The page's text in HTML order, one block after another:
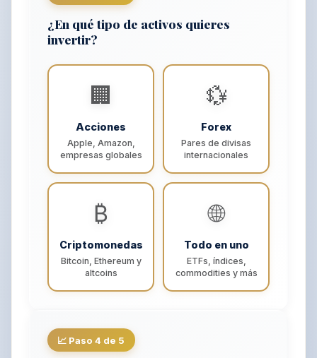
¿En qué tipo de activos quieres
invertir?
🏢
Acciones
Apple, Amazon,
empresas globales
💱
Forex
Pares de divisas
internacionales
₿
Criptomonedas
Bitcoin, Ethereum y
altcoins
🌐
Todo en uno
ETFs, índices,
commodities y más
📈 Paso 4 de 5